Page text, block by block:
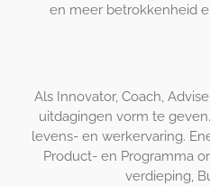
en meer betrokkenheid
Als Innovator, Coach,
uitdagingen vorm te
levens- en werkervaring.
Product- en Programma
verdieping,